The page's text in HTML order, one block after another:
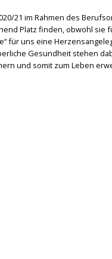
21 im Rahmen des
Platz finden, obwohl sie
für uns eine
Gesundheit stehen
und somit zum Leben